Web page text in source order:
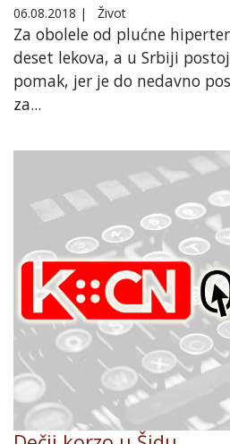
06.08.2018 | Život
Za obolele od plućne
deset lekova, a u Srbiji
pomak, jer je do nedavno
za...